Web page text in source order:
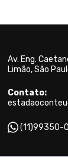
Av. Eng.
Limão, São
Contato:
(11)99350-